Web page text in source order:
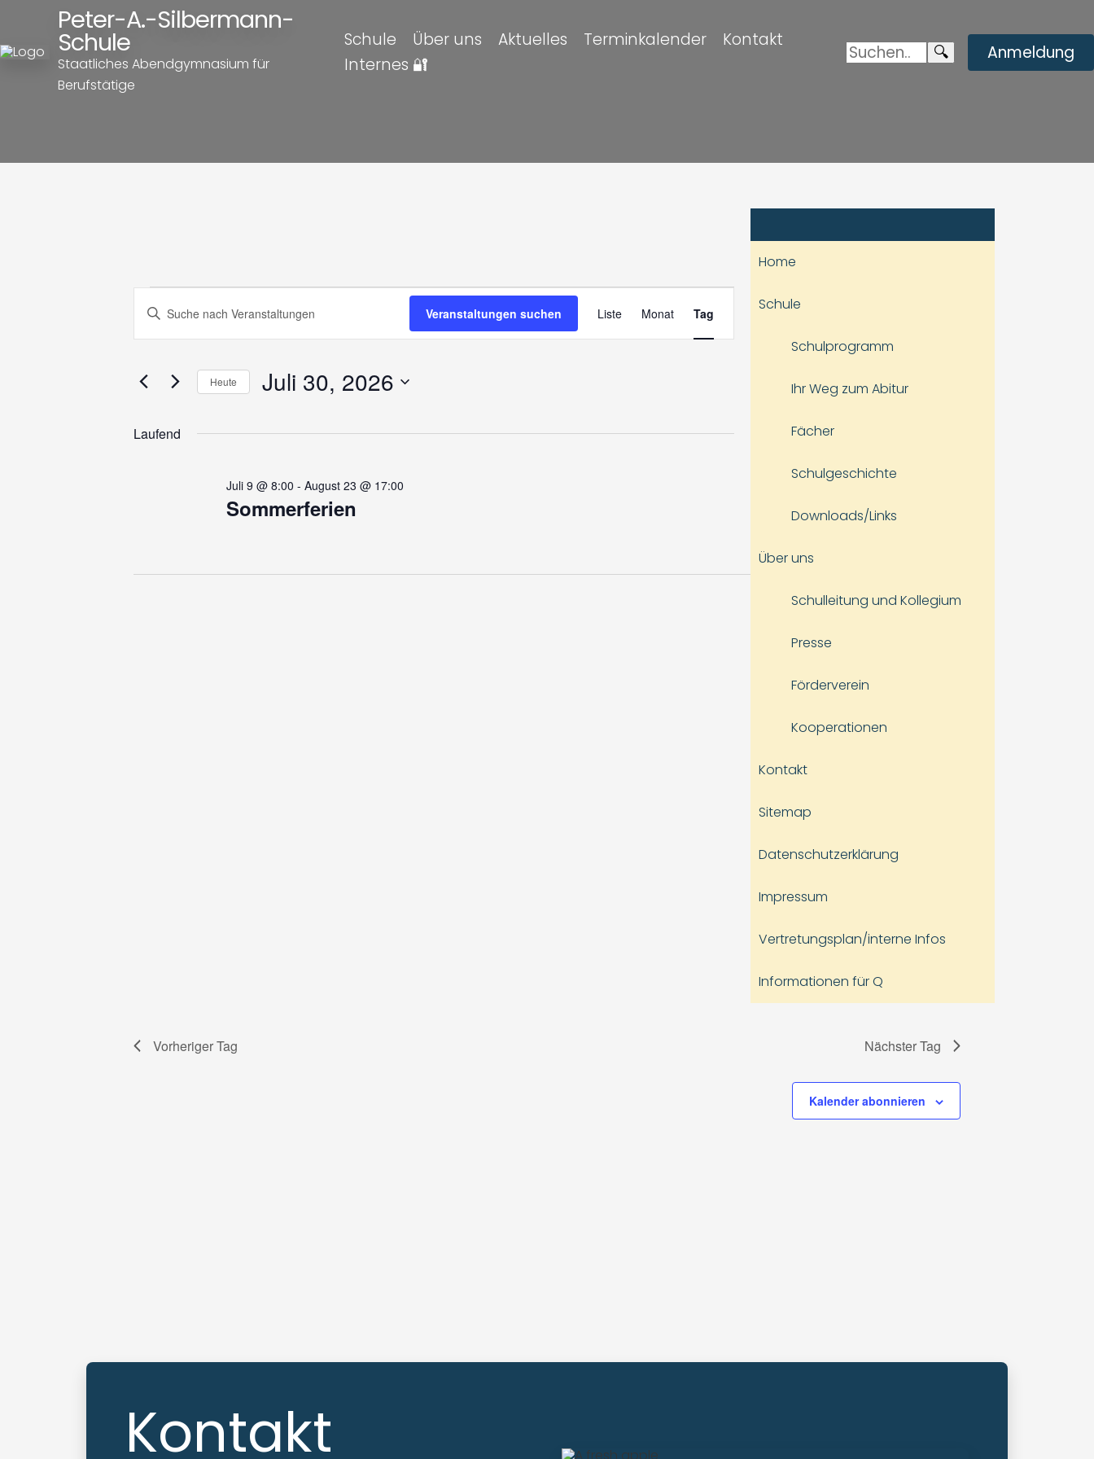
Peter-A.-Silbermann-
Schule
Staatliches Abendgymnasium für
Berufstätige
Schule Über uns Aktuelles Terminkalender
Kontakt
Internes 🔐
Suchen: Enviar
búsqueda
🔍 Anmeldung
Home
Schule
Schulprogramm
Ihr Weg zum Abitur
Fächer
Schulgeschichte
Downloads/Links
Über uns
Schulleitung und Kollegium
Presse
Förderverein
Kooperationen
Kontakt
Sitemap
Datenschutzerklärung
Impressum
Vertretungsplan/interne Infos
Informationen für Q
Veranstaltungen
für
Juli
2026
Veranstaltungen
Suche
und
Ansichten,
Navigation
Bitte
Schlüsselwort
Veranstaltungen
Schlüsselwort.
Veranstaltungen suchen
Veranstaltung
Ansichten-
Liste Monat Tag
Heute Juli 30, 2026
Laufend
Sommerferien
Juli 9 @ 8:00 - August 23 @ 17:00
Vorheriger Tag Nächster Tag
Kalender abonnieren
Kontakt